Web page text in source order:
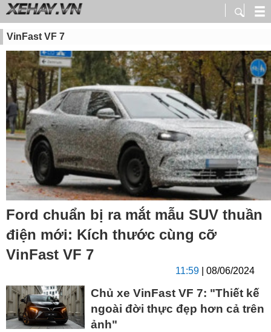
VinFast VF 7
Ford chuẩn bị ra mắt mẫu SUV thuần
điện mới: Kích thước cùng cỡ
VinFast VF 7
11:59 | 08/06/2024
Chủ xe VinFast VF 7: "Thiết kế
ngoài đời thực đẹp hơn cả trên
ảnh"